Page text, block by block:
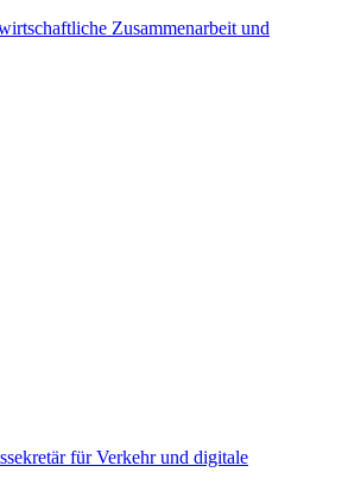
Zusammenarbeit und
für Verkehr und digitale